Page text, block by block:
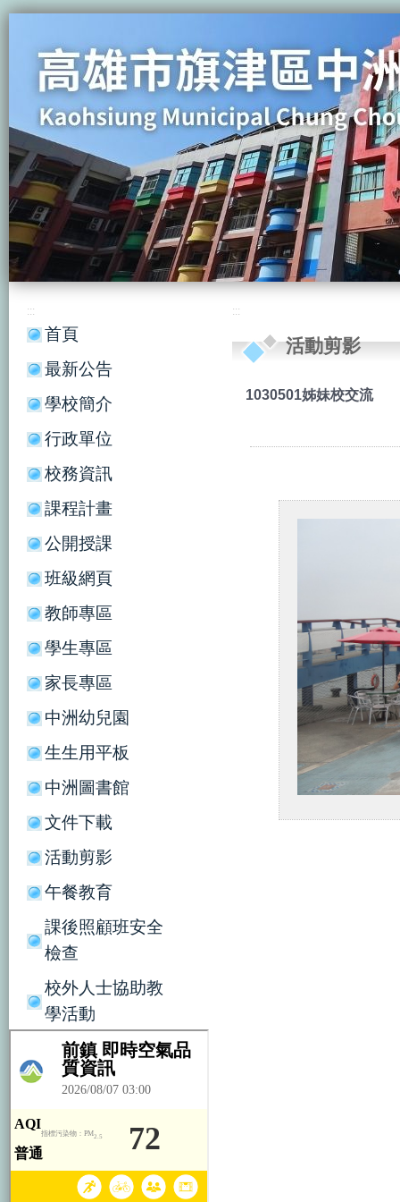
:::
首頁
最新公告
學校簡介
行政單位
校務資訊
課程計畫
公開授課
班級網頁
教師專區
學生專區
家長專區
中洲幼兒園
生生用平板
中洲圖書館
文件下載
活動剪影
午餐教育
課後照顧班安全
檢查
校外人士協助教
學活動
:::
活動剪影
1030501姊妹校交流